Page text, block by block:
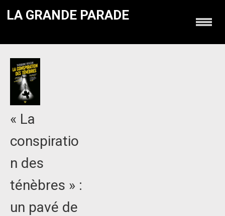
LA GRANDE PARADE
« La
conspiratio
n des
ténèbres » :
un pavé de